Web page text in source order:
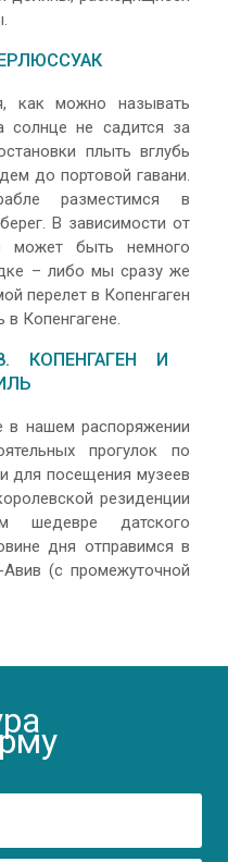
как можно называть
не садится за
плыть вглубь
до портовой гавани.
разместимся в
В зависимости от
может быть немного
– либо мы сразу же
перелет в Копенгаген
в Копенгагене.
КОПЕНГАГЕН И
в нашем распоряжении
прогулок по
для посещения музеев
резиденции
шедевре датского
дня отправимся в
(с промежуточной